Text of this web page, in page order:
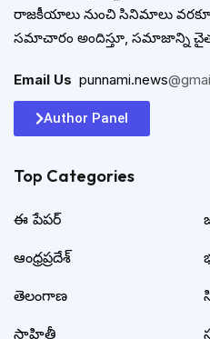
రాజకీయాలు నుంచి సినిమాలు
సమాచారం అందిస్తూ, సమాజాన్ని
Email Us punnami.news
Author Panel
Top Categories​
ఈ పేపర్
ఆంధ్రప్రదేశ్
తెలంగాణ
సాహితీ